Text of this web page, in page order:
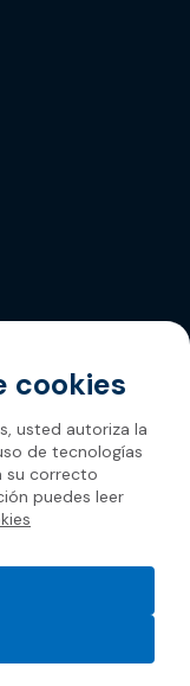
cookies
usted autoriza la
de tecnologías
su correcto
puedes leer